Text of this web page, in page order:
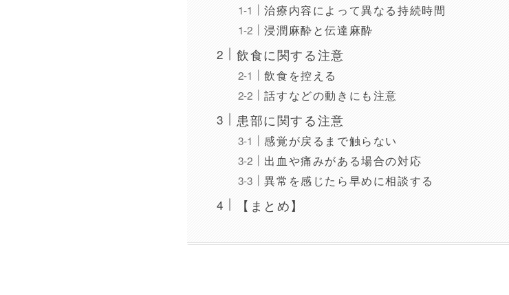
治療内容によって異なる持続時間
浸潤麻酔と伝達麻酔
飲食に関する注意
飲食を控える
話すなどの動きにも注意
患部に関する注意
感覚が戻るまで触らない
出血や痛みがある場合の対応
異常を感じたら早めに相談する
【まとめ】